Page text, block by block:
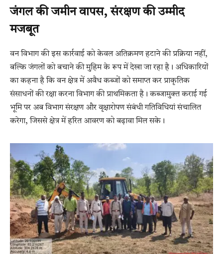
जंगल की जमीन वापस, संरक्षण की उम्मीद
मजबूत
वन विभाग की इस कार्रवाई को केवल अतिक्रमण हटाने की प्रक्रिया नहीं,
बल्कि जंगलों को बचाने की मुहिम के रूप में देखा जा रहा है। अधिकारियों
का कहना है कि वन क्षेत्र में अवैध कब्जों को समाप्त कर प्राकृतिक
संसाधनों की रक्षा करना विभाग की प्राथमिकता है। कब्जामुक्त कराई गई
भूमि पर अब विभाग संरक्षण और वृक्षारोपण संबंधी गतिविधियां संचालित
करेगा, जिससे क्षेत्र में हरित आवरण को बढ़ावा मिल सके।